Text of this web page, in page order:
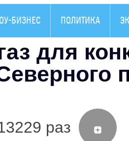
БИЗНЕС ПОЛИТИКА
для
раз